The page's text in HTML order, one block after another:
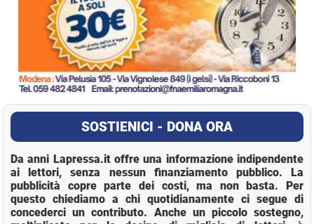
SOSTIENICI - DONA ORA
Da anni Lapressa.it offre una informazione indipendente
ai lettori, senza nessun finanziamento pubblico. La
pubblicità copre parte dei costi, ma non basta. Per
questo chiediamo a chi quotidianamente ci segue di
concederci un contributo. Anche un piccolo sostegno,